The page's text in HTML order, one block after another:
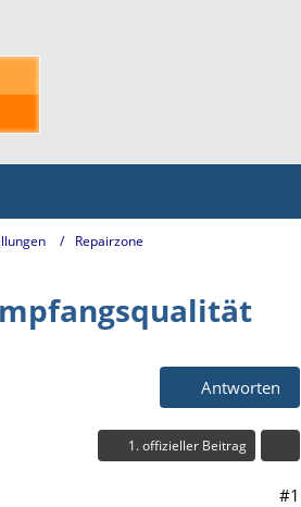
Repairzone
Antworten
1. offizieller Beitrag
#1